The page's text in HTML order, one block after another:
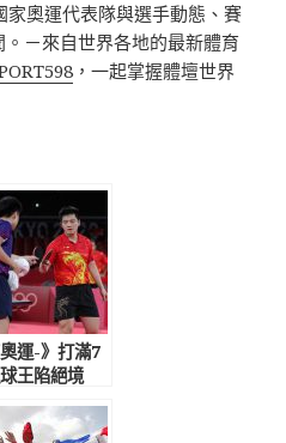
家奧運代表隊與選手動態、賽
－來自世界各地的最新體育
，一起掌握體壇世界
運-》打滿7
王陷絕境
昀儒